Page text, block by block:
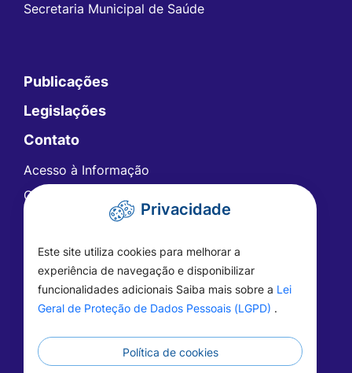
Secretaria Municipal de Saúde
Publicações
Legislações
Contato
Acesso à Informação
Ouvidoria
Carta de Serviços
Telefones Úteis
FAQ - Perguntas Frequentes
Privacidade
Este site utiliza cookies para melhorar a
experiência de navegação e disponibilizar
funcionalidades adicionais Saiba mais sobre a Lei
Geral de Proteção de Dados Pessoais (LGPD) .
Política de cookies